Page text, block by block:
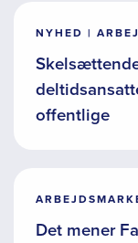
NYHED |
offentlige
Det mener